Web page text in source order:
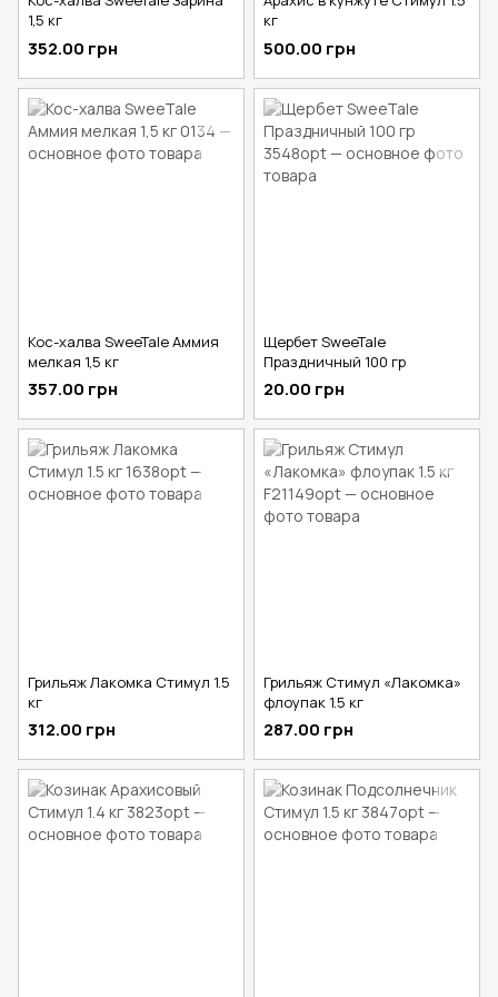
1,5 кг
352.00 грн
кг
500.00 грн
Кос-халва SweeTale Аммия
мелкая 1,5 кг
357.00 грн
Щербет SweeTale
Праздничный 100 гр
20.00 грн
Грильяж Лакомка Стимул 1.5
кг
312.00 грн
Грильяж Стимул «Лакомка»
флоупак 1.5 кг
287.00 грн